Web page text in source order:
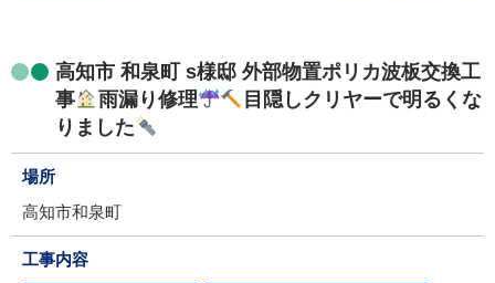
高知市 和泉町 s様邸 外部物置ポリカ波板交換工
事
雨漏り修理
目隠しクリヤーで明るくな
りました
場所
高知市和泉町
工事内容